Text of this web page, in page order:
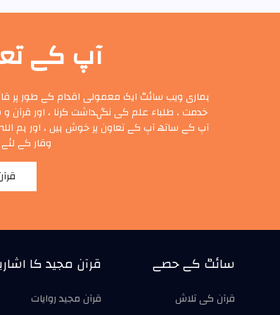
آپ کے
ہماری ویب سائٹ ایک معمولی اقدام کے طور پر
خدمت ، طلباء علم کی نگہداشت کرنا ، اور
آپ کے ساتھ آپ کے تعاون پر خوش ہیں ، اور ہم
وقار کے
سائٹ کے حصے
قرآن کی تلاش
قرآن مجید کا
قرآن مجید روايات